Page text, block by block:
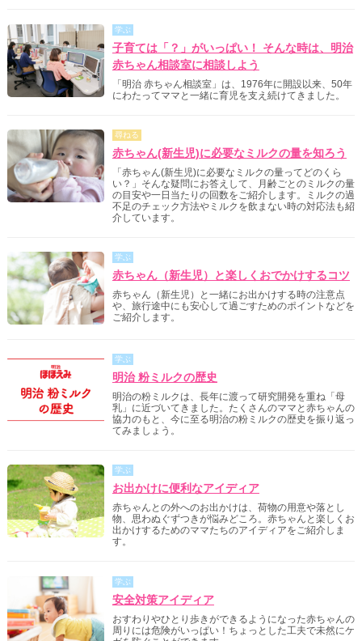
学ぶ
子育ては「？」がいっぱい！ そんな時は、明治
赤ちゃん相談室に相談しよう
「明治 赤ちゃん相談室」は、1976年に開設以来、50年
にわたってママと一緒に育児を支え続けてきました。
尋ねる
赤ちゃん(新生児)に必要なミルクの量を知ろう
「赤ちゃん(新生児)に必要なミルクの量ってどのくら
い？」そんな疑問にお答えして、月齢ごとのミルクの量
の目安や一日当たりの回数をご紹介します。ミルクの過
不足のチェック方法やミルクを飲まない時の対応法も紹
介しています。
学ぶ
赤ちゃん（新生児）と楽しくおでかけするコツ
赤ちゃん（新生児）と一緒にお出かけする時の注意点
や、旅行途中にも安心して過ごすためのポイントなどを
ご紹介します。
学ぶ
明治 粉ミルクの歴史
明治の粉ミルクは、長年に渡って研究開発を重ね「母
乳」に近づいてきました。たくさんのママと赤ちゃんの
協力のもと、今に至る明治の粉ミルクの歴史を振り返っ
てみましょう。
学ぶ
お出かけに便利なアイディア
赤ちゃんとの外へのお出かけは、荷物の用意や落とし
物、思わぬぐずつきが悩みどころ。赤ちゃんと楽しくお
出かけするためのママたちのアイディアをご紹介しま
す。
学ぶ
安全対策アイディア
おすわりやひとり歩きができるようになった赤ちゃんの
周りには危険がいっぱい！ちょっとした工夫で未然にケ